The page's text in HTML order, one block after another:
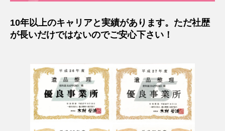
10年以上のキャリアと実績があります。ただ社歴
が長いだけではないのでご安心下さい！